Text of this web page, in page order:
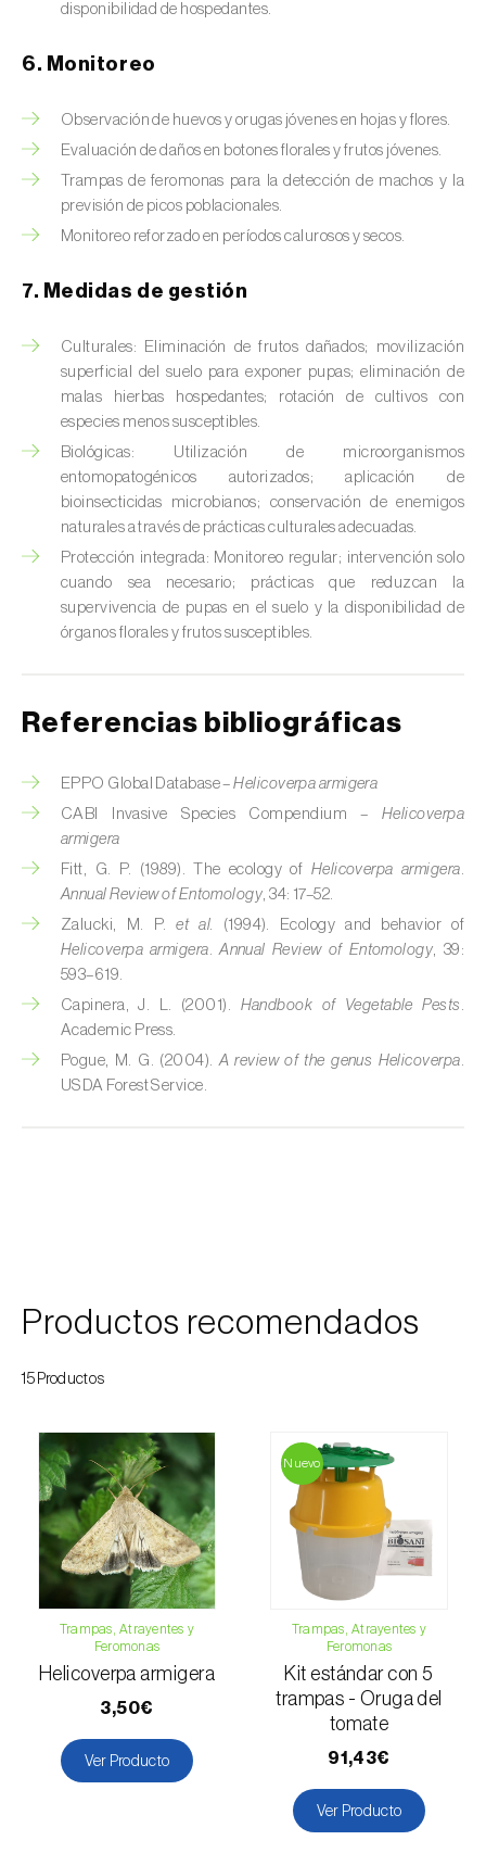
peregrinus)
Chinche del sur (
Chinche europea de las semillas
(
Metopoplax ditomoides)
Chinche harinosa de la vid (Planococcus
Chinche marrón marmolada (
Chinche roja ( Pyrrhocoris apterus)
Chinche verde (Nezara viridula
Cicadas (Jacobiasca lybica, Scaphoideus
titanus e Empoasca spp.)
Cigarra espumosa ( Philaenus spumarius
Cochinilla de Comstock (Pseudococcus
comstocki )
Cochinilla de San José (Quadraspidiotus (=
Cochinilla obscura (Pseudococcus viburni
Cochinilla roja de los cítricos (
aurantii)
Cogollero del maíz (Spodoptera frugiperda)
Cogollero del tomate (Keiferia lycopersicella)
Coleópteros de grandes dimensiones
Drosófila de alas manchadas (Drosophila
Escama harinosa ( Pseudococcus
longispinus)
Escarabajo de la patata (
Leptinotarsa
decemlineata)
Escarabajo de las ramas del nogal
Pityophthorus juglandis
Escarabajo del frambueso ( Byturus spp.
Escarabajo descortezador grande del
alerce ( Ips cembrae
Popillia japonica)
disponibilidad de hospedantes.
6. Monitoreo
Observación de huevos y orugas jóvenes en hojas y flores.
Evaluación de daños en botones florales y frutos jóvenes.
Trampas de feromonas para la detección de machos y la
previsión de picos poblacionales.
Monitoreo reforzado en períodos calurosos y secos.
7. Medidas de gestión
Culturales: Eliminación de frutos dañados; movilización
superficial del suelo para exponer pupas; eliminación de
malas hierbas hospedantes; rotación de cultivos con
especies menos susceptibles.
Biológicas: Utilización de microorganismos
entomopatogénicos autorizados; aplicación de
bioinsecticidas microbianos; conservación de enemigos
naturales a través de prácticas culturales adecuadas.
Protección integrada: Monitoreo regular; intervención solo
cuando sea necesario; prácticas que reduzcan la
supervivencia de pupas en el suelo y la disponibilidad de
órganos florales y frutos susceptibles.
Referencias bibliográficas
EPPO Global Database –Helicoverpa armigera
CABI Invasive Species Compendium –Helicoverpa
armigera
Fitt, G. P. (1989). The ecology of Helicoverpa armigera.
Annual Review of Entomology, 34: 17–52.
Zalucki, M. P.et al.
(1994). Ecology and behavior of
Helicoverpa armigera.Annual Review of Entomology, 39:
593–619.
Capinera, J. L. (2001). Handbook of Vegetable Pests .
Academic Press.
Pogue, M. G. (2004).A review of the genus Helicoverpa.
USDA Forest Service.
Productos recomendados
15Productos
Trampas, Atrayentes y
Feromonas
Helicoverpa armigera
3,50€
Ver Producto
Nuevo
Trampas, Atrayentes y
Feromonas
Kit estándar con 5
trampas - Oruga del
tomate
91,43€
Ver Producto